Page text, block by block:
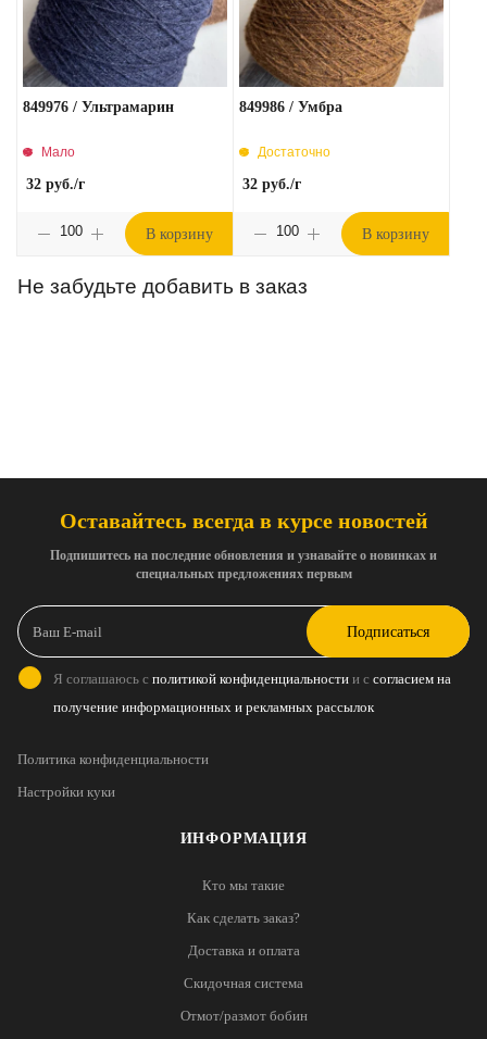
849976 / Ультрамарин
Мало
32 руб./г
В корзину
849986 / Умбра
Достаточно
32 руб./г
В корзину
Не забудьте добавить в заказ
ИНФОРМАЦИЯ
Кто мы такие
Как сделать заказ?
Доставка и оплата
Скидочная система
Отмот/размот бобин
Оставайтесь всегда в курсе новостей
Подпишитесь на последние обновления и узнавайте о новинках и
специальных предложениях первым
Подписаться
Я соглашаюсь с политикой конфиденциальности и с согласием на
получение информационных и рекламных рассылок
Политика конфиденциальности
Настройки куки